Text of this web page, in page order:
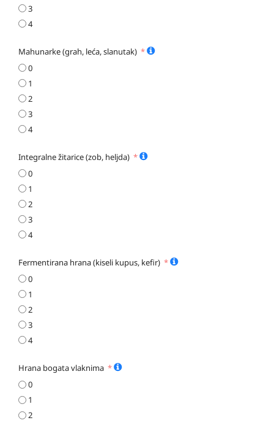
3
4
Mahunarke (grah, leća, slanutak)
0
1
2
3
4
Integralne žitarice (zob, heljda)
0
1
2
3
4
Fermentirana hrana (kiseli kupus, kefir)
0
1
2
3
4
Hrana bogata vlaknima
0
1
2